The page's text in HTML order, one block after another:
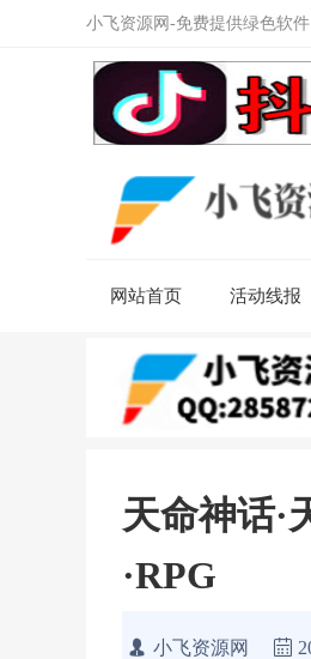
小飞资源网-免费提供绿色软
网站首页 活动线报
天命神话·
·RPG
小飞资源网